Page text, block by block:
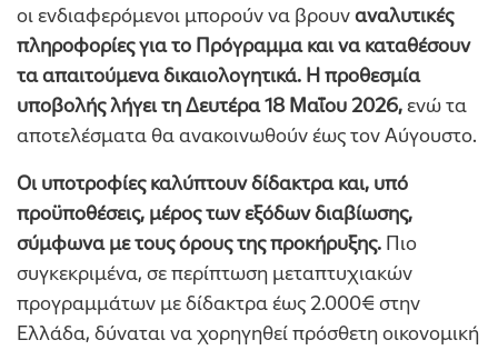
οι ενδιαφερόμενοι μπορούν να βρουναναλυτικές
πληροφορίες για το Πρόγραμμα και να καταθέσουν
τα απαιτούμενα δικαιολογητικά. Η προθεσμία
υποβολής λήγει τη Δευτέρα 18 Μαΐου 2026,ενώ τα
αποτελέσματα θα ανακοινωθούν έως τον Αύγουστο.
Οι υποτροφίες καλύπτουν δίδακτρα και, υπό
προϋποθέσεις, μέρος των εξόδων διαβίωσης,
σύμφωνα με τους όρους της προκήρυξης. Πιο
συγκεκριμένα, σε περίπτωση μεταπτυχιακών
προγραμμάτων με δίδακτρα έως 2.000€ στην
Ελλάδα, δύναται να χορηγηθεί πρόσθετη οικονομική